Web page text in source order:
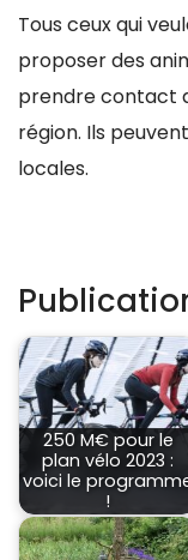
Tous ceux qui
proposer des
prendre contact
région. Ils
locales.
250 M€ pour le
plan vélo 2023 :
voici le
!